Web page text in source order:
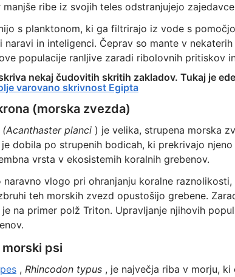
manjše ribe iz svojih teles odstranjujejo
s planktonom, ki ga filtrirajo iz vode s
naravi in inteligenci. Čeprav so mante v
populacije ranljive zaradi ribolovnih pritiskov
nekaj čudovitih skritih zakladov. Tukaj je
varovano skrivnost Egipta
(morska zvezda)
(Acanthaster planci) je velika, strupena morska
je dobila po strupenih bodicah, ki prekrivajo
vrsta v ekosistemih koralnih grebenov.
naravno vlogo pri ohranjanju koralne
teh morskih zvezd opustošijo grebene.
na primer polž Triton. Upravljanje njihovih
psi
, Rhincodon typus, je največja riba v morju, ki